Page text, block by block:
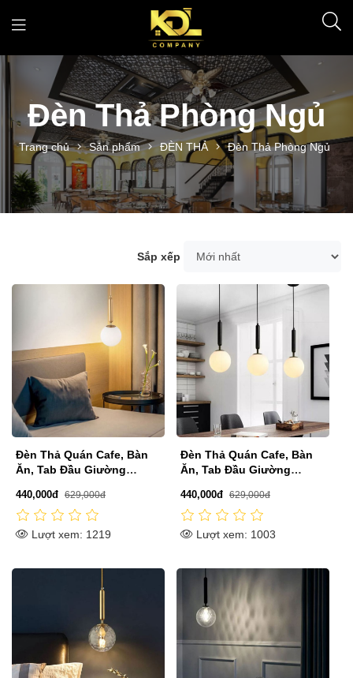
Đèn Thả Phòng Ngủ
Trang chủ Sản phẩm ĐÈN THẢ Đèn Thả Phòng Ngủ
Sắp xếp
Đèn Thả Quán Cafe, Bàn
Ăn, Tab Đầu Giường
440,000đ 629,000đ
Lượt xem: 1219
Đèn Thả Quán Cafe, Bàn
Ăn, Tab Đầu Giường
440,000đ 629,000đ
Lượt xem: 1003